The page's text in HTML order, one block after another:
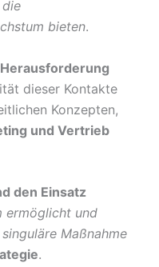
bieten.
dieser Kontakte
Konzepten,
und Vertrieb
den Einsatz
ermöglicht und
singuläre Maßnahme
.